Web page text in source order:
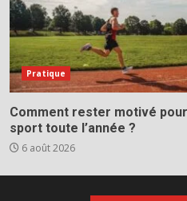
Pratique
Comment rester motivé
sport toute l’année ?
6 août 2026